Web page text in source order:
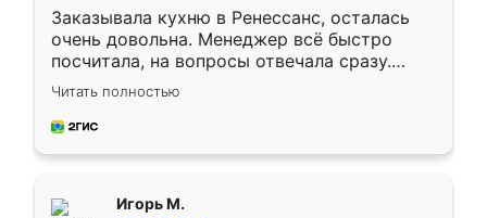
Заказывала кухню в Ренессанс, осталась
очень довольна. Менеджер всё быстро
посчитала, на вопросы отвечала сразу.
Замерщик приехал в субботу, подошёл к
делу со всей ответственностью. Собрали
за день, ребята работали аккуратно, даже
Читать полностью
Игорь М.